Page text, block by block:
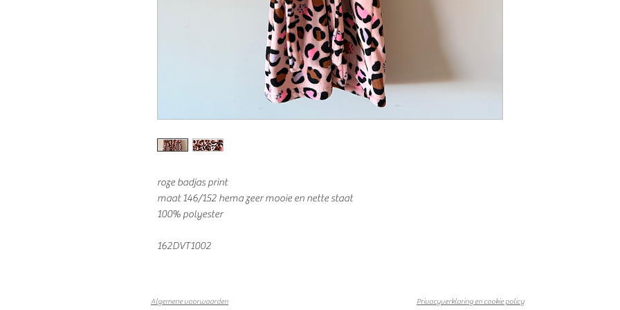
roze badjas print
maat 146/152 hema zeer mooie en nette staat
100% polyester
162DVT1002
Algemene voorwaarden Privacyverklaring en cookie policy